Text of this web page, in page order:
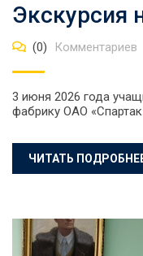
Экскурсия
(0) Комментариев
3 июня 2026 года
фабрику ОАО
ЧИТАТЬ